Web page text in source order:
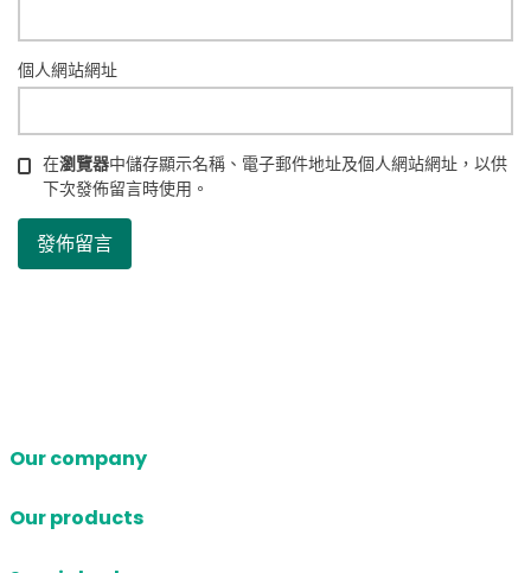
個人網站網址
在瀏覽器中儲存顯示名稱、電子郵件地址及個人網站網址，以供
下次發佈留言時使用。
Our company
Our products